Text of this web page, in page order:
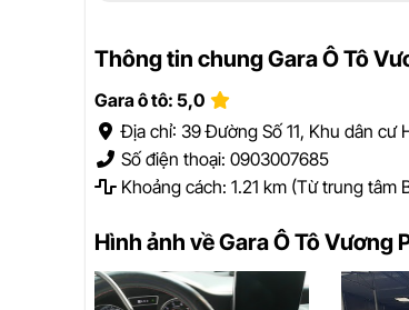
Thông tin chung Gara Ô Tô
Gara ô tô: 5,0
Địa chỉ: 39 Đường Số 11, Khu dân cư
Số điện thoại: 0903007685
Khoảng cách: 1.21 km (Từ trung tâm
Hình ảnh về Gara Ô Tô Vương